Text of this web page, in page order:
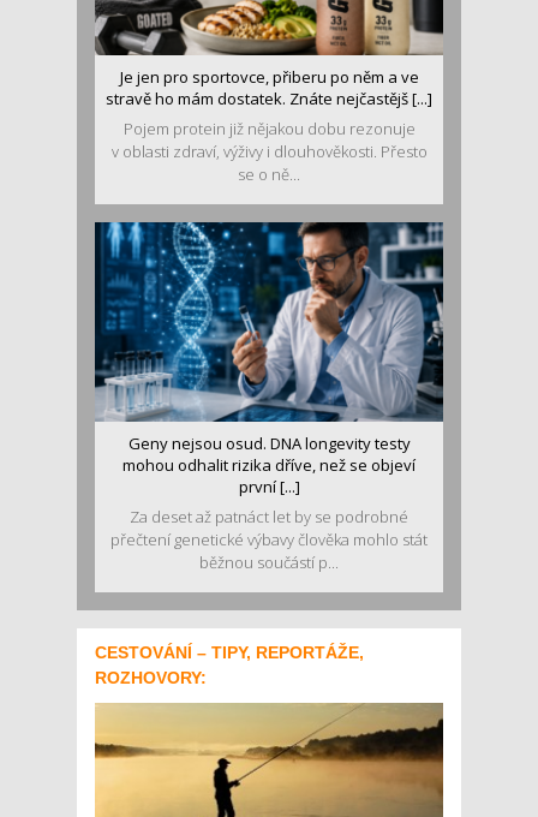
Je jen pro sportovce, přiberu po něm a ve
stravě ho mám dostatek. Znáte nejčastějš [...]
Pojem protein již nějakou dobu rezonuje
v oblasti zdraví, výživy i dlouhověkosti. Přesto
se o ně...
Geny nejsou osud. DNA longevity testy
mohou odhalit rizika dříve, než se objeví
první [...]
Za deset až patnáct let by se podrobné
přečtení genetické výbavy člověka mohlo stát
běžnou součástí p...
CESTOVÁNÍ – TIPY, REPORTÁŽE,
ROZHOVORY: